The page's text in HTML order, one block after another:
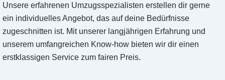
Unsere erfahrenen Umzugsspezialisten erstellen dir gerne
ein individuelles Angebot, das auf deine Bedürfnisse
zugeschnitten ist. Mit unserer langjährigen Erfahrung und
unserem umfangreichen Know-how bieten wir dir einen
erstklassigen Service zum fairen Preis.